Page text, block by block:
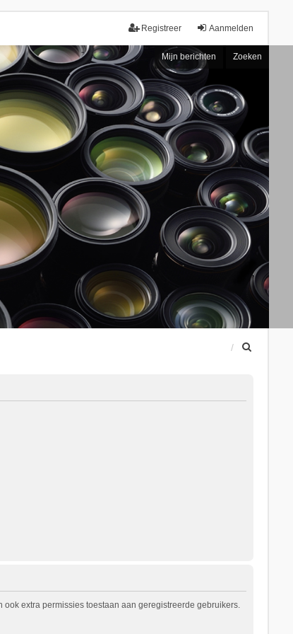
Aanmelden
Registreer
Mijn berichten Zoeken
extra permissies toestaan aan geregistreerde gebruikers.